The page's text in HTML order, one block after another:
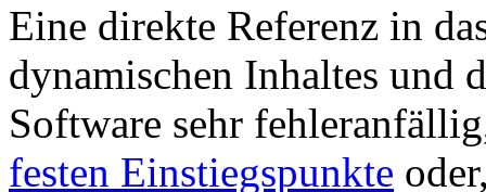
Eine direkte Referenz in
dynamischen Inhaltes und
Software sehr
festen Einstiegspunkte